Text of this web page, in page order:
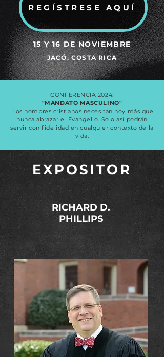
REGÍSTRESE AQUÍ
15 Y 16 DE NOVIEMBRE
JACÓ, COSTA RICA
CONFERENCIA 2024:
"MANDATO MASCULINO"
Los hombres cristianos necesitan hoy más que
nunca abrazar el Evangelio. Solo así podrán
servir con fidelidad en cualquier contexto de la
vida.
EXPOSITOR
RICHARD D.
PHILLIPS
Pastor de la segunda Iglesia
Presbiteriana en Greenville,
Carolinadel Sur.